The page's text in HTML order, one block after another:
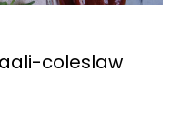
coleslaw